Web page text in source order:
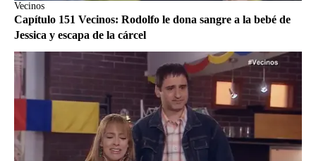
Vecinos
Capítulo 151 Vecinos: Rodolfo le dona sangre a la bebé de
Jessica y escapa de la cárcel